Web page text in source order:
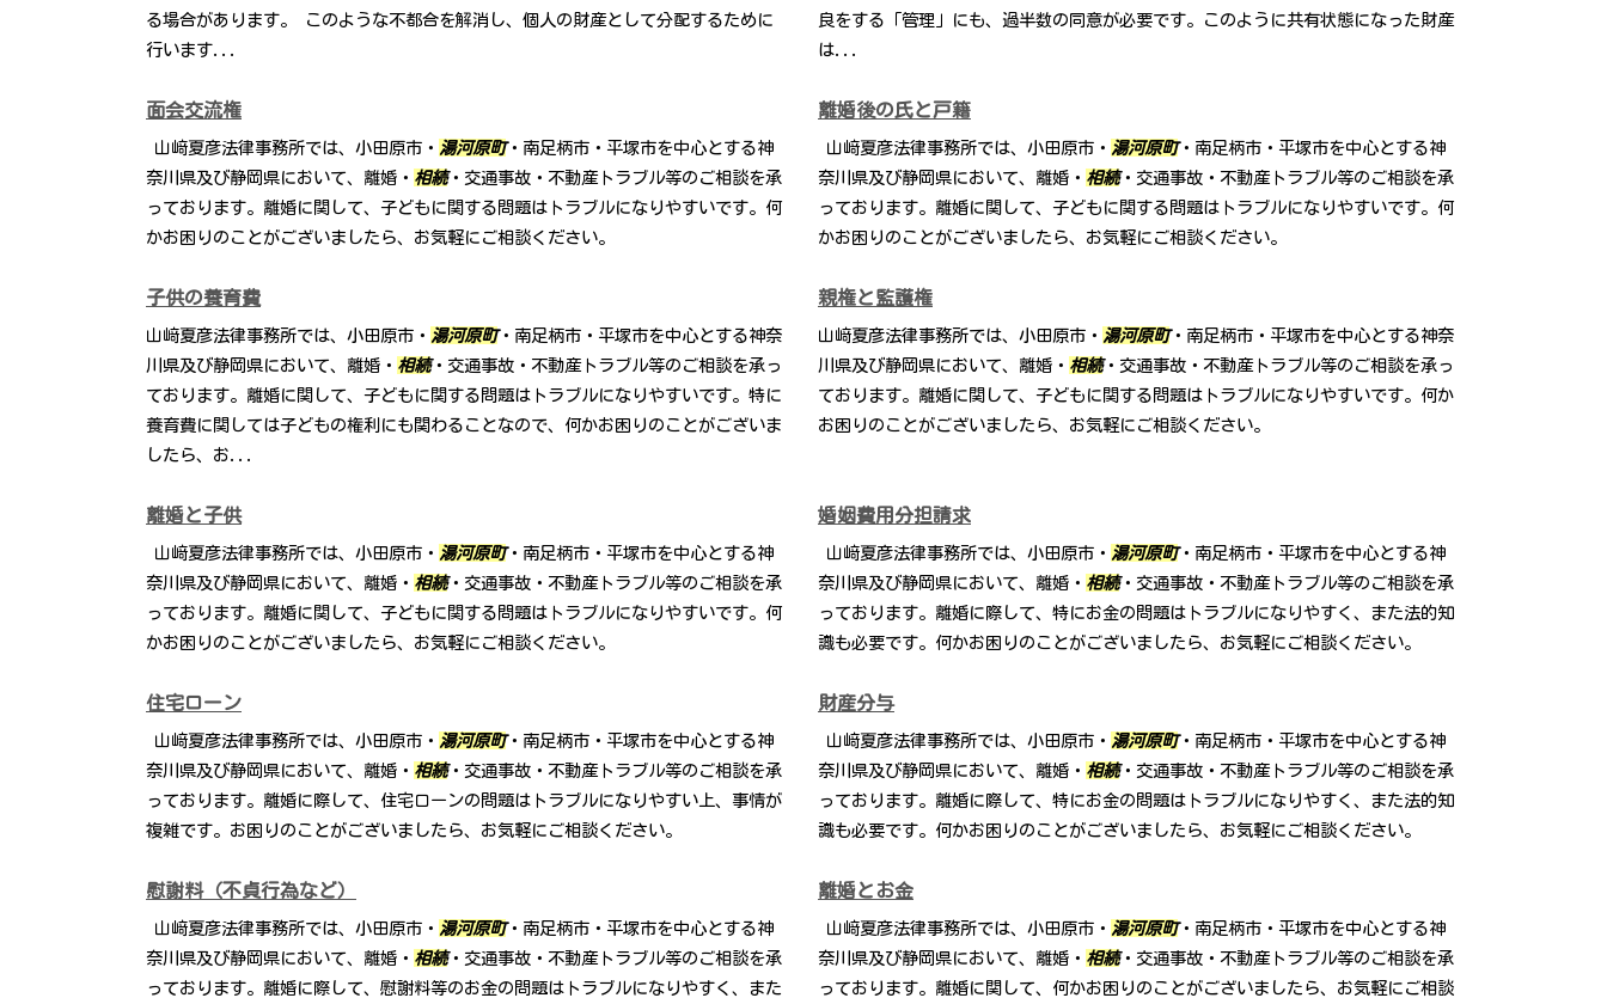
る場合があります。 このような不都合を解消し、個人の財産として分配するために
行います...
良をする「管理」にも、過半数の同意が必要です。このように共有状態になった財産
は...
面会交流権
山﨑夏彦法律事務所では、小田原市・ 湯河原町・南足柄市・平塚市を中心とする神
奈川県及び静岡県において、離婚・ 相続・交通事故・不動産トラブル等のご相談を承
っております。離婚に関して、子どもに関する問題はトラブルになりやすいです。何
かお困りのことがございましたら、お気軽にご相談ください。
離婚後の氏と戸籍
山﨑夏彦法律事務所では、小田原市・ 湯河原町・南足柄市・平塚市を中心とする神
奈川県及び静岡県において、離婚・ 相続・交通事故・不動産トラブル等のご相談を承
っております。離婚に関して、子どもに関する問題はトラブルになりやすいです。何
かお困りのことがございましたら、お気軽にご相談ください。
子供の養育費
山﨑夏彦法律事務所では、小田原市・ 湯河原町・南足柄市・平塚市を中心とする神奈
川県及び静岡県において、離婚・ 相続・交通事故・不動産トラブル等のご相談を承っ
ております。離婚に関して、子どもに関する問題はトラブルになりやすいです。特に
養育費に関しては子どもの権利にも関わることなので、何かお困りのことがございま
したら、お...
親権と監護権
山﨑夏彦法律事務所では、小田原市・ 湯河原町・南足柄市・平塚市を中心とする神奈
川県及び静岡県において、離婚・ 相続・交通事故・不動産トラブル等のご相談を承っ
ております。離婚に関して、子どもに関する問題はトラブルになりやすいです。何か
お困りのことがございましたら、お気軽にご相談ください。
離婚と子供
山﨑夏彦法律事務所では、小田原市・ 湯河原町・南足柄市・平塚市を中心とする神
奈川県及び静岡県において、離婚・ 相続・交通事故・不動産トラブル等のご相談を承
っております。離婚に関して、子どもに関する問題はトラブルになりやすいです。何
かお困りのことがございましたら、お気軽にご相談ください。
婚姻費用分担請求
山﨑夏彦法律事務所では、小田原市・ 湯河原町・南足柄市・平塚市を中心とする神
奈川県及び静岡県において、離婚・ 相続・交通事故・不動産トラブル等のご相談を承
っております。離婚に際して、特にお金の問題はトラブルになりやすく、また法的知
識も必要です。何かお困りのことがございましたら、お気軽にご相談ください。
住宅ローン
山﨑夏彦法律事務所では、小田原市・ 湯河原町・南足柄市・平塚市を中心とする神
奈川県及び静岡県において、離婚・ 相続・交通事故・不動産トラブル等のご相談を承
っております。離婚に際して、住宅ローンの問題はトラブルになりやすい上、事情が
複雑です。お困りのことがございましたら、お気軽にご相談ください。
財産分与
山﨑夏彦法律事務所では、小田原市・ 湯河原町・南足柄市・平塚市を中心とする神
奈川県及び静岡県において、離婚・ 相続・交通事故・不動産トラブル等のご相談を承
っております。離婚に際して、特にお金の問題はトラブルになりやすく、また法的知
識も必要です。何かお困りのことがございましたら、お気軽にご相談ください。
慰謝料（不貞行為など）
山﨑夏彦法律事務所では、小田原市・ 湯河原町・南足柄市・平塚市を中心とする神
奈川県及び静岡県において、離婚・ 相続・交通事故・不動産トラブル等のご相談を承
っております。離婚に際して、慰謝料等のお金の問題はトラブルになりやすく、また
離婚とお金
山﨑夏彦法律事務所では、小田原市・ 湯河原町・南足柄市・平塚市を中心とする神
奈川県及び静岡県において、離婚・ 相続・交通事故・不動産トラブル等のご相談を承
っております。離婚に関して、何かお困りのことがございましたら、お気軽にご相談